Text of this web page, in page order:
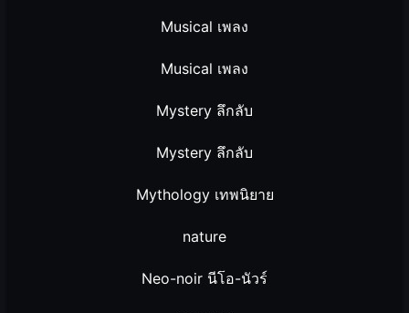
Musical เพลง
Musical เพลง
Mystery ลึกลับ
Mystery ลึกลับ
Mythology เทพนิยาย
nature
Neo-noir นีโอ-นัวร์